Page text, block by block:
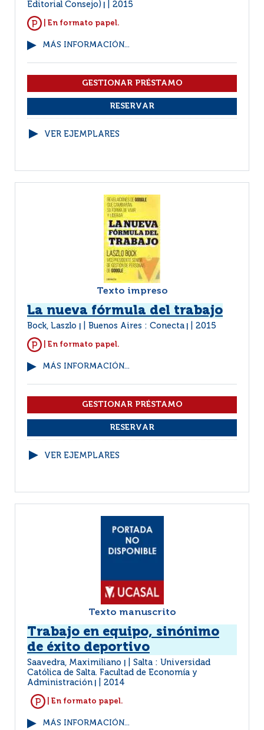
Editorial Consejo)
2015
| En formato papel.
MÁS INFORMACIÓN...
VER EJEMPLARES
Texto impreso
La nueva fórmula del trabajo
Bock, Laszlo Buenos Aires : Conecta 2015
| En formato papel.
MÁS INFORMACIÓN...
VER EJEMPLARES
Texto manuscrito
Trabajo en equipo, sinónimo
de éxito deportivo
Saavedra, Maximiliano
Salta : Universidad
Católica de Salta. Facultad de Economía y
Administración
2014
| En formato papel.
MÁS INFORMACIÓN...